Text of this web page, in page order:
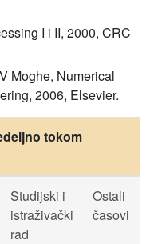
I i II, 2000, CRC
Moghe, Numerical
2006, Elsevier.
tokom
Studijski i
istraživački
rad
Ostali
časovi